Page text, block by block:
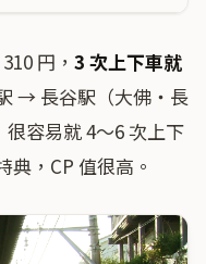
円， 3 次上下車就
→ 長谷駅（大佛・長
容易就 4〜6 次上下
，CP 值很高。